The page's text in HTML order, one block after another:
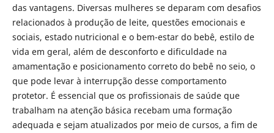
das vantagens. Diversas mulheres se deparam com desafios
relacionados à produção de leite, questões emocionais e
sociais, estado nutricional e o bem-estar do bebê, estilo de
vida em geral, além de desconforto e dificuldade na
amamentação e posicionamento correto do bebê no seio, o
que pode levar à interrupção desse comportamento
protetor. É essencial que os profissionais de saúde que
trabalham na atenção básica recebam uma formação
adequada e sejam atualizados por meio de cursos, a fim de